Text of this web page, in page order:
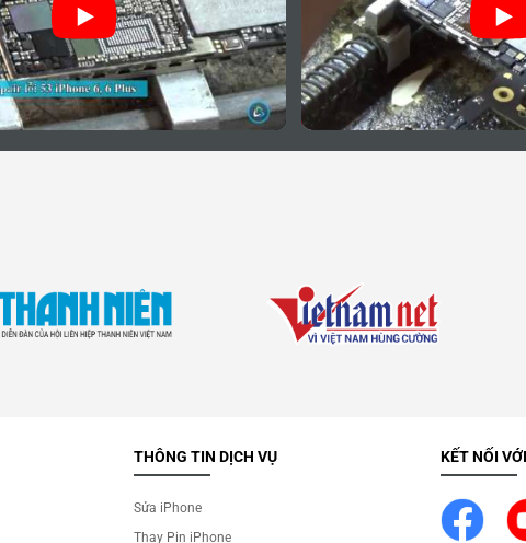
THÔNG TIN DỊCH VỤ
Sửa iPhone
Thay Pin iPhone
KẾT NỐI